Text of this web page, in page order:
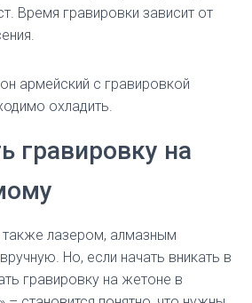
Время гравировки зависит от
армейский с гравировкой
охладить.
гравировку на
лазером, алмазным
Но, если начать вникать в
гравировку на жетоне в